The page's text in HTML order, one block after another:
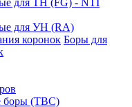
для ТН (FG) - NTI
для УН (RA)
Боры для